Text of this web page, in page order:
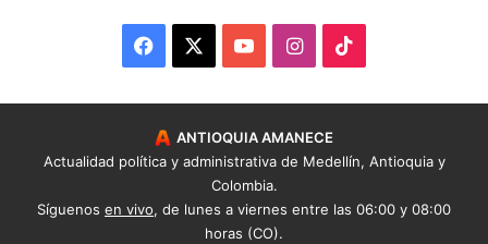
Facebook YouTubeInstagram
ANTIOQUIA AMANECE
Actualidad política y administrativa de Medellín, Antioquia y
Colombia.
Síguenos en vivo, de lunes a viernes entre las 06:00 y 08:00
horas (CO).